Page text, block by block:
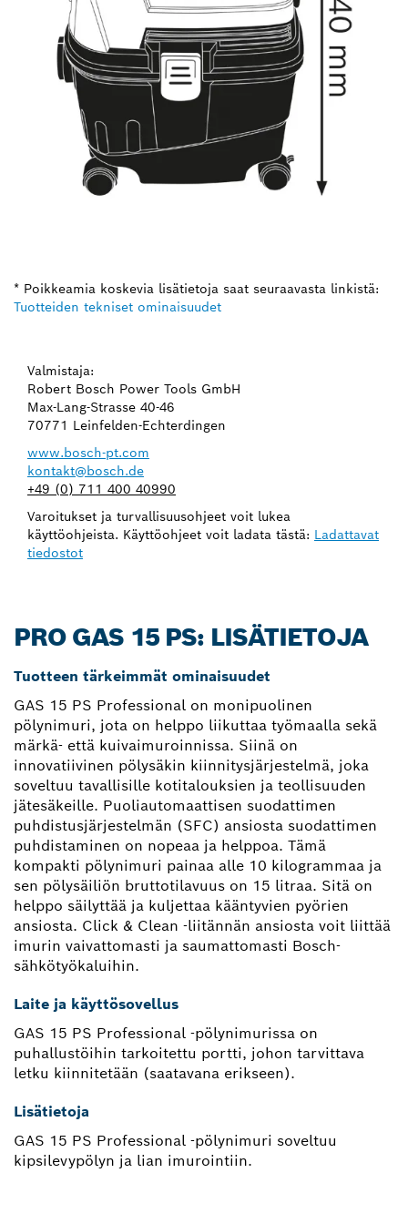
* Poikkeamia koskevia lisätietoja saat seuraavasta linkistä:
Tuotteiden tekniset ominaisuudet
Valmistaja:
Robert Bosch Power Tools GmbH
Max-Lang-Strasse 40-46
70771 Leinfelden-Echterdingen
www.bosch-pt.com
kontakt@bosch.de
+49 (0) 711 400 40990
Varoitukset ja turvallisuusohjeet voit lukea
käyttöohjeista. Käyttöohjeet voit ladata tästä: Ladattavat
tiedostot
PRO GAS 15 PS: LISÄTIETOJA
Tuotteen tärkeimmät ominaisuudet
GAS 15 PS Professional on monipuolinen
pölynimuri, jota on helppo liikuttaa työmaalla sekä
märkä- että kuivaimuroinnissa. Siinä on
innovatiivinen pölysäkin kiinnitysjärjestelmä, joka
soveltuu tavallisille kotitalouksien ja teollisuuden
jätesäkeille. Puoliautomaattisen suodattimen
puhdistusjärjestelmän (SFC) ansiosta suodattimen
puhdistaminen on nopeaa ja helppoa. Tämä
kompakti pölynimuri painaa alle 10 kilogrammaa ja
sen pölysäiliön bruttotilavuus on 15 litraa. Sitä on
helppo säilyttää ja kuljettaa kääntyvien pyörien
ansiosta. Click & Clean -liitännän ansiosta voit liittää
imurin vaivattomasti ja saumattomasti Bosch-
sähkötyökaluihin.
Laite ja käyttösovellus
GAS 15 PS Professional -pölynimurissa on
puhallustöihin tarkoitettu portti, johon tarvittava
letku kiinnitetään (saatavana erikseen).
Lisätietoja
GAS 15 PS Professional -pölynimuri soveltuu
kipsilevypölyn ja lian imurointiin.